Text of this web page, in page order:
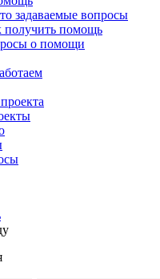
задаваемые вопросы
получить помощь
о помощи